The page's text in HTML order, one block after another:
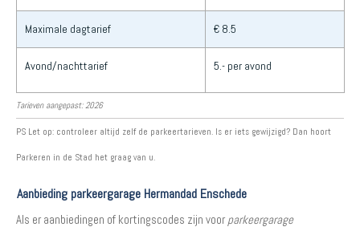
Maximale dagtarief € 8.5
Avond/nachttarief 5.- per avond
Tarieven aangepast: 2026
PS Let op: controleer altijd zelf de parkeertarieven. Is er iets gewijzigd? Dan hoort
Parkeren in de Stad het graag van u.
Aanbieding parkeergarage Hermandad Enschede
Als er aanbiedingen of kortingscodes zijn voor parkeergarage